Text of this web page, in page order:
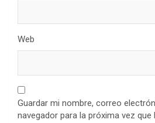
Web
Guardar mi nombre, correo
navegador para la próxima vez